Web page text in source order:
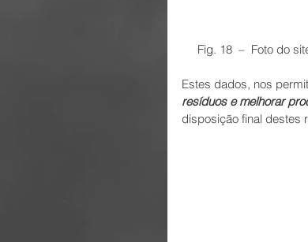
Fig. 18  –  Foto
Estes dados, nos
resíduos e melhorar
disposição final destes